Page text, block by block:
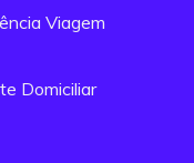
Viagem
Domiciliar